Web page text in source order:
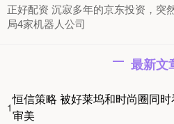
正好配资 沉寂多年的京东投资，突
局4家机器人公司
最新文
1
恒信策略 被好莱坞和时尚圈同
审美